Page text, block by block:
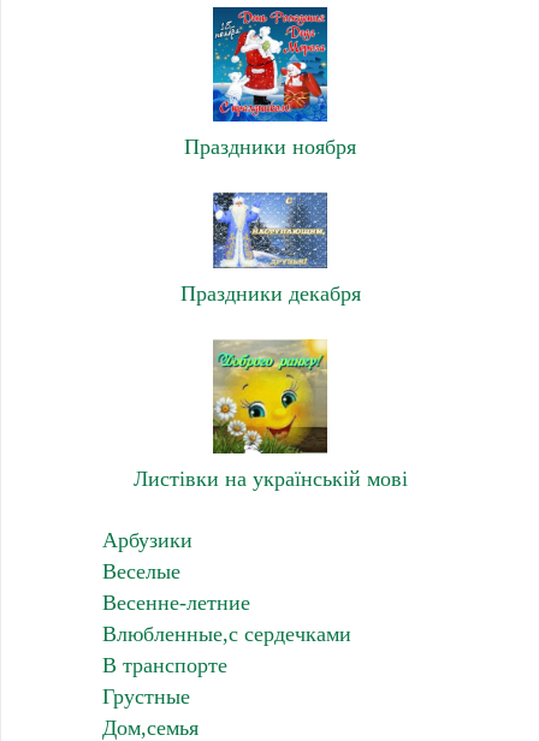
Праздники ноября
Праздники декабря
Листівки на українській мові
Арбузики
Веселые
Весенне-летние
Влюбленные,с сердечками
В транспорте
Грустные
Дом,семья